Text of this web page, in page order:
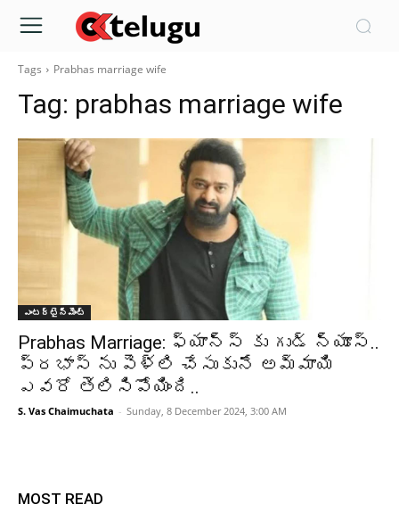
Tags Prabhas marriage wife
Tag: prabhas marriage wife
ఎంటర్టైన్మెంట్
Prabhas Marriage: ఫ్యాన్స్ కు గుడ్ న్యూస్..
ప్రభాస్ ను పెళ్లి చేసుకునే అమ్మాయి
ఎవరో తెలిసిపోయింది..
S. Vas Chaimuchata - Sunday, 8 December 2024, 3:00 AM
MOST READ